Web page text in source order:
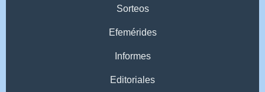
Sorteos
Efemérides
Informes
Editoriales